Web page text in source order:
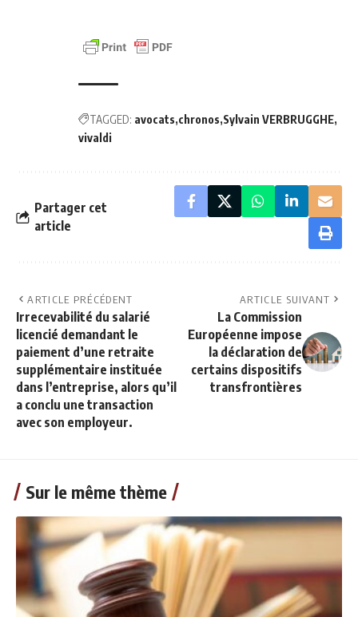
TAGGED: avocats chronos Sylvain VERBRUGGHE
vivaldi
Partager cet
article
ARTICLE PRÉCÉDENT
Irrecevabilité du salarié
licencié demandant le
paiement d’une retraite
supplémentaire instituée
dans l’entreprise, alors qu’il
a conclu une transaction
avec son employeur.
ARTICLE SUIVANT
La Commission
Européenne impose
la déclaration de
certains dispositifs
transfrontières
Sur le même thème